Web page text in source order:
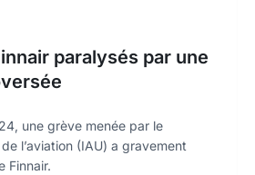
paralysés par une
une grève menée par le
l’aviation (IAU) a gravement
Finnair.